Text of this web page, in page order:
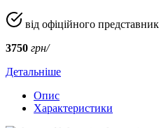
від офіційного
3750 грн/
Детальніше
Опис
Характеристики